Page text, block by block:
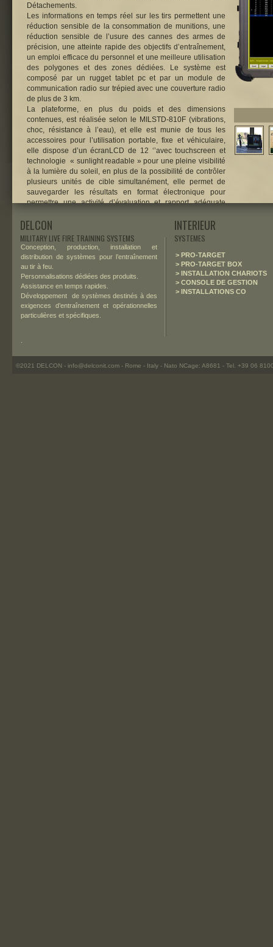
Détachements.
Les informations en temps réel sur les tirs permettent une
réduction sensible de la consommation de munitions, une
réduction sensible de l’usure des cannes des armes de
précision, une atteinte rapide des objectifs d’entraînement,
un emploi efficace du personnel et une meilleure utilisation
des polygones et des zones dédiées. Le système est
composé par un rugget tablet pc et par un module de
communication radio sur trépied avec une couverture radio
de plus de 3 km.
La plateforme, en plus du poids et des dimensions
contenues, est réalisée selon le MILSTD-810F (vibrations,
choc, résistance à l’eau), et elle est munie de tous les
accessoires pour l’utilisation portable, fixe et véhiculaire,
elle dispose d’un écranLCD de 12 ‘’avec touchscreen et
technologie « sunlight readable » pour une pleine visibilité
à la lumière du soleil, en plus de la possibilité de contrôler
plusieurs unités de cible simultanément, elle permet de
sauvegarder les résultats en format électronique pour
permettre une activité d’évaluation et rapport adéquate
©2021 DELCON - info@delconit.com - Rome - Italy - Nato NCage: A8681 - Tel. +39 06
Conception, production, installation et
distribution de systèmes pour l’entraînement
au tir à feu.
Personnalisations dédiées des produits.
Assistance en temps rapides.
Développement de systèmes destinés à des
exigences d’entraînement et opérationnelles
particulières et spécifiques.
DELCON
MILITARY LIVE FIRE TRAINING SYSTEMS
INTERIEUR
SYSTEMES
> PRO-TARGET
> PRO-TARGET BOX
> INSTALLATION CHARIOTS
> CONSOLE DE GESTION
> INSTALLATIONS CO